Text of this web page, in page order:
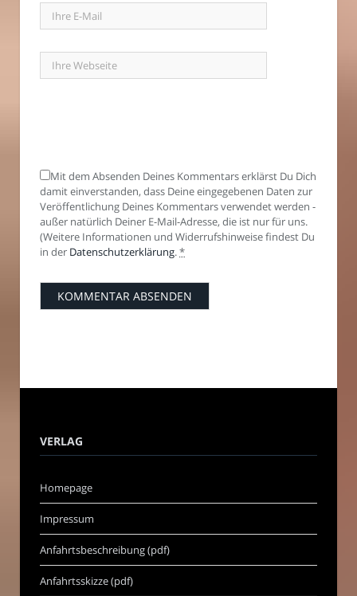
Mit dem Absenden Deines Kommentars erklärst Du Dich
damit einverstanden, dass Deine eingegebenen Daten zur
Veröffentlichung Deines Kommentars verwendet werden -
außer natürlich Deiner E-Mail-Adresse, die ist nur für uns.
(Weitere Informationen und Widerrufshinweise findest Du
in der Datenschutzerklärung. *
VERLAG
Homepage
Impressum
Anfahrtsbeschreibung (pdf)
Anfahrtsskizze (pdf)